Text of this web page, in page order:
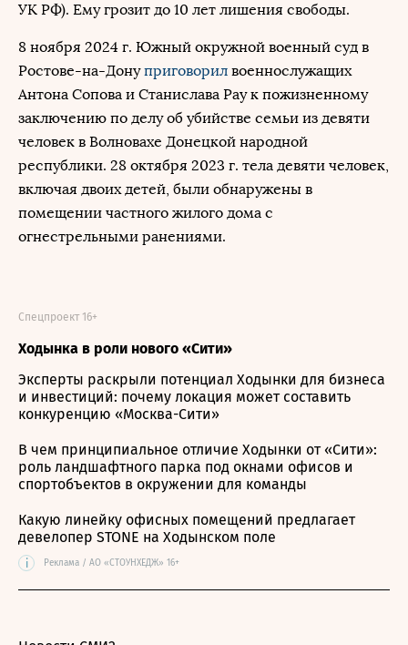
УК РФ). Ему грозит до 10 лет лишения свободы.
8 ноября 2024 г. Южный окружной военный суд в
Ростове-на-Донуприговорил военнослужащих
Антона Сопова и Станислава Рау к пожизненному
заключению по делу об убийстве семьи из девяти
человек в Волновахе Донецкой народной
республики. 28 октября 2023 г. тела девяти человек,
включая двоих детей, были обнаружены в
помещении частного жилого дома с
огнестрельными ранениями.
Ходынка в роли нового «Сити»
Спецпроект 16+
Эксперты раскрыли потенциал Ходынки для бизнеса
и инвестиций: почему локация может составить
конкуренцию «Москва-Сити»
В чем принципиальное отличие Ходынки от «Сити»:
роль ландшафтного парка под окнами офисов и
спортобъектов в окружении для команды
Какую линейку офисных помещений предлагает
девелопер STONE на Ходынском поле
i Реклама / АО «СТОУНХЕДЖ» 16+